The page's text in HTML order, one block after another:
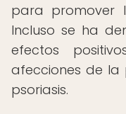
para promover
Incluso se ha
efectos
afecciones de
psoriasis.